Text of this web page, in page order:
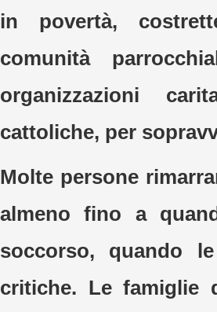
in povertà,
comunità
organizzazioni
cattoliche, per
Molte persone
almeno fino a
soccorso, quando
critiche. Le famiglie